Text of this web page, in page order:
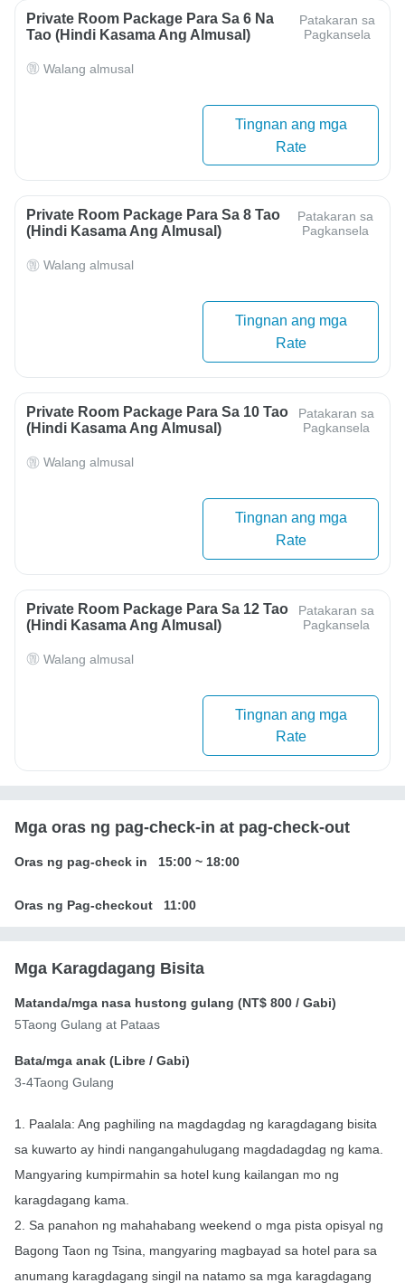
Private Room Package Para Sa 6 Na
Tao (hindi Kasama Ang Almusal)
Patakaran sa
Pagkansela
Walang almusal
Tingnan ang mga
Rate
Private Room Package Para Sa 8 Tao
(hindi Kasama Ang Almusal)
Patakaran sa
Pagkansela
Walang almusal
Tingnan ang mga
Rate
Private Room Package Para Sa 10 Tao
(hindi Kasama Ang Almusal)
Patakaran sa
Pagkansela
Walang almusal
Tingnan ang mga
Rate
Private Room Package Para Sa 12 Tao
(hindi Kasama Ang Almusal)
Patakaran sa
Pagkansela
Walang almusal
Tingnan ang mga
Rate
Mga oras ng pag-check-in at pag-check-out
Oras ng pag-check in 15:00 ~ 18:00
Oras ng Pag-checkout 11:00
Mga Karagdagang Bisita
Matanda/mga nasa hustong gulang (NT$ 800 / Gabi)
5Taong Gulang at Pataas
Bata/mga anak (Libre / Gabi)
3-4Taong Gulang
1. Paalala: Ang paghiling na magdagdag ng karagdagang bisita
sa kuwarto ay hindi nangangahulugang magdadagdag ng kama.
Mangyaring kumpirmahin sa hotel kung kailangan mo ng
karagdagang kama.
2. Sa panahon ng mahahabang weekend o mga pista opisyal ng
Bagong Taon ng Tsina, mangyaring magbayad sa hotel para sa
anumang karagdagang singil na natamo sa mga karagdagang